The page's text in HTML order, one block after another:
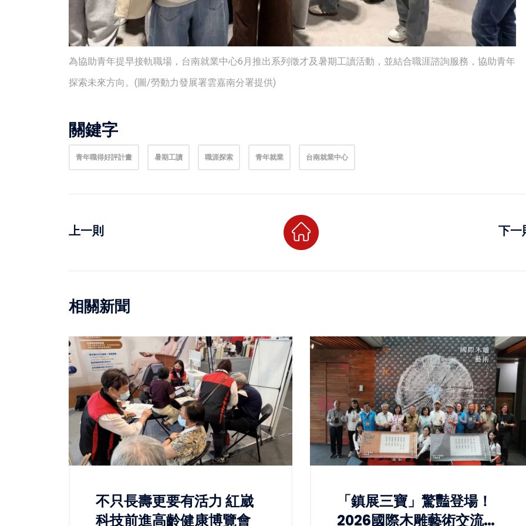
為協助青年提早接軌職場，台南就業中心6月推出系列徵才及暑期工讀活動，並結合職涯諮詢服務，協助青年
探索未來方向。(圖/勞動力發展署雲嘉南分署提供)
關鍵字
青年職得好評計畫 暑期工讀 職涯探索 青年就業 台南就業中心
上一則 下一
相關新聞
不只長壽更要有活力 紅崴
科技前進高齡健康博覽會
「鎮展三寶」驚豔登場！
2026國際木雕藝術交流展